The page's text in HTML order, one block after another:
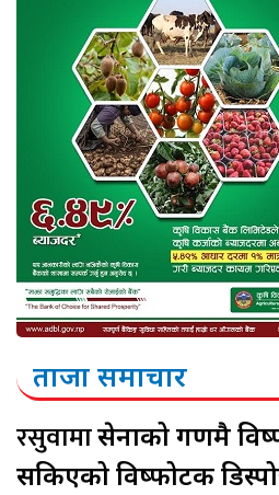
ताजा समाचार
रसुवामासेनाको गणमै
सकिएको विष्फोटक